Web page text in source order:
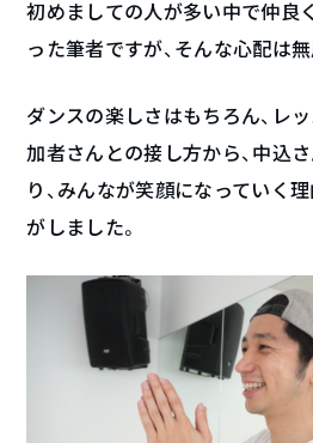
初めましての人が多い中で仲良
った筆者ですが、そんな心配は無
ダンスの楽しさはもちろん、レ
加者さんとの接し方から、中込
り、みんなが笑顔になっていく
がしました。